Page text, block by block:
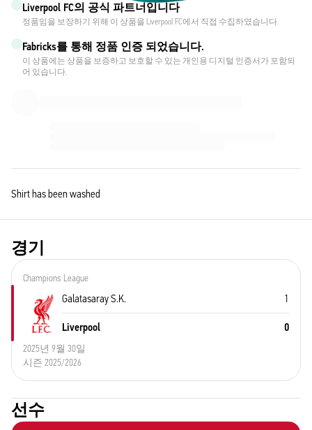
Liverpool FC의 공식 파트너입니다
정품임을 보장하기 위해 이 상품을 Liverpool FC에서 직접 수집하였습니다.
Fabricks를 통해 정품 인증 되었습니다.
이 상품에는 상품을 보증하고 보호할 수 있는 개인용 디지털 인증서가 포함되
어 있습니다.
Shirt has been washed
경기
Champions League
Galatasaray S.K. 1
Liverpool 0
2025년 9월 30일
시즌 2025/2026
선수